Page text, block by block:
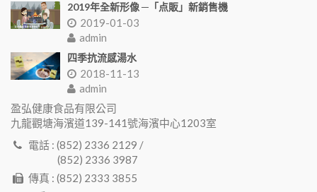
2019年全新形像 ─「点販」新銷售機
2019-01-03
admin
四季抗流感湯水
2018-11-13
admin
盈弘健康食品有限公司
九龍觀塘海濱道139-141號海濱中心1203室
電話 : (852) 2336 2129 /
(852) 2336 3987
傳真 : (852) 2333 3855